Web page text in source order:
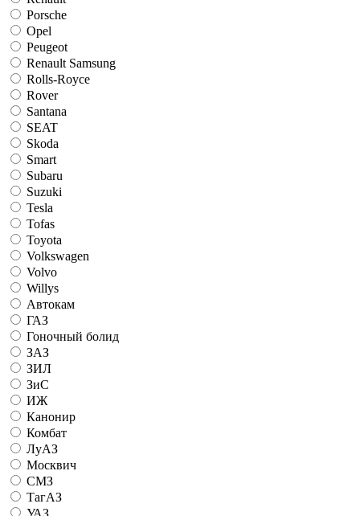
Porsche
Opel
Peugeot
Renault Samsung
Rolls-Royce
Rover
Santana
SEAT
Skoda
Smart
Subaru
Suzuki
Tesla
Tofas
Toyota
Volkswagen
Volvo
Willys
Автокам
ГАЗ
Гоночный болид
ЗАЗ
ЗИЛ
ЗиС
ИЖ
Канонир
Комбат
ЛуАЗ
Москвич
СМЗ
ТагАЗ